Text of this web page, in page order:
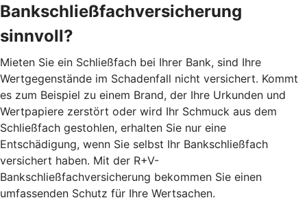
Bankschließfachversicherung
sinnvoll?
Mieten Sie ein Schließfach bei Ihrer Bank, sind Ihre
Wertgegenstände im Schadenfall nicht versichert. Kommt
es zum Beispiel zu einem Brand, der Ihre Urkunden und
Wertpapiere zerstört oder wird Ihr Schmuck aus dem
Schließfach gestohlen, erhalten Sie nur eine
Entschädigung, wenn Sie selbst Ihr Bankschließfach
versichert haben. Mit der R+V-
Bankschließfachversicherung bekommen Sie einen
umfassenden Schutz für Ihre Wertsachen.